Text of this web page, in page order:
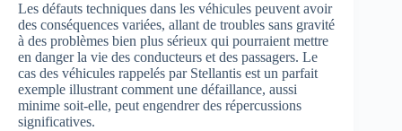
Les défauts techniques dans les véhicules peuvent avoir
des conséquences variées, allant de troubles sans gravité
à des problèmes bien plus sérieux qui pourraient mettre
en danger la vie des conducteurs et des passagers. Le
cas des véhicules rappelés par Stellantis est un parfait
exemple illustrant comment une défaillance, aussi
minime soit-elle, peut engendrer des répercussions
significatives.